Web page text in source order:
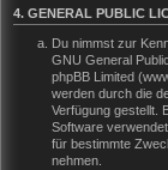
4. GENERAL PUBLIC
Du nimmst zur
GNU General
phpBB Limited
werden durch die
Verfügung gestellt.
Software
für bestimmte
nehmen.